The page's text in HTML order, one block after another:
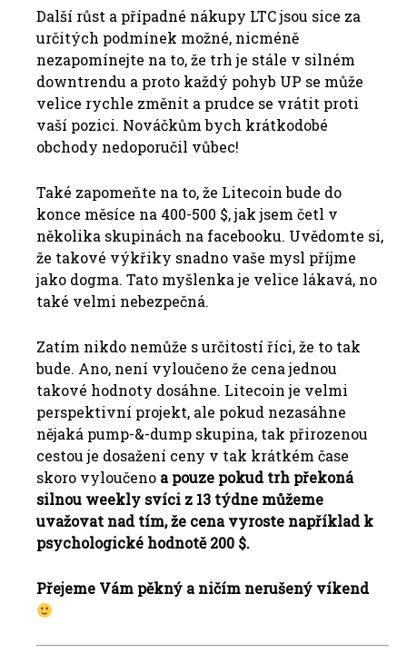
Další růst a případné nákupy LTC jsou sice za
určitých podmínek možné, nicméně
nezapomínejte na to, že trh je stále v silném
downtrendu a proto každý pohyb UP se může
velice rychle změnit a prudce se vrátit proti
vaší pozici. Nováčkům bych krátkodobé
obchody nedoporučil vůbec!
Také zapomeňte na to, že Litecoin bude do
konce měsíce na 400-500 $, jak jsem četl v
několika skupinách na facebooku. Uvědomte si,
že takové výkřiky snadno vaše mysl příjme
jako dogma. Tato myšlenka je velice lákavá, no
také velmi nebezpečná.
Zatím nikdo nemůže s určitostí říci, že to tak
bude. Ano, není vyloučeno že cena jednou
takové hodnoty dosáhne. Litecoin je velmi
perspektivní projekt, ale pokud nezasáhne
nějaká pump-&-dump skupina, tak přirozenou
cestou je dosažení ceny v tak krátkém čase
skoro vyloučeno a pouze pokud trh překoná
silnou weekly svíci z 13 týdne můžeme
uvažovat nad tím, že cena vyroste například k
psychologické hodnotě 200 $.
Přejeme Vám pěkný a ničím nerušený víkend